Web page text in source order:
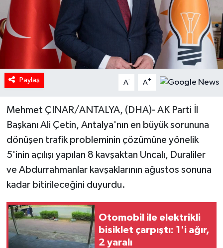
Paylaş A- A+
Mehmet ÇINAR/ANTALYA, (DHA)- AK Parti İl
Başkanı Ali Çetin, Antalya'nın en büyük sorununa
dönüşen trafik probleminin çözümüne yönelik
5'inin açılışı yapılan 8 kavşaktan Uncalı, Duraliler
ve Abdurrahmanlar kavşaklarının ağustos sonuna
kadar bitirileceğini duyurdu.
Otomobil ile elektrikli
bisiklet çarpıştı: 1'i ağır,
2 yaralı